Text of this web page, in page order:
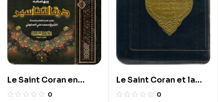
Le Saint Coran en
arabe avec Tafsir
0
Le Saint Coran et la
traduction en langue
0